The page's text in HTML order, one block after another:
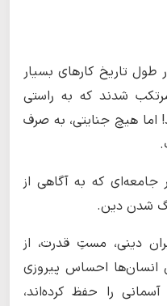
طول تاریخ کارهای بسیار
شدند که به راستی
اما هیچ جنایتی، به صرف
جامعه‌ای که به آگاهی از
شدن دین.
دینی، مستِ قدرت، از
انسان‌ها احساس پیروزی
را حفظ کرده‌اند،